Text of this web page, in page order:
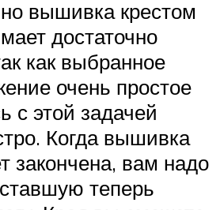
вышивка крестом
достаточно
как выбранное
очень простое
с этой задачей
Когда вышивка
закончена, вам надо
теперь